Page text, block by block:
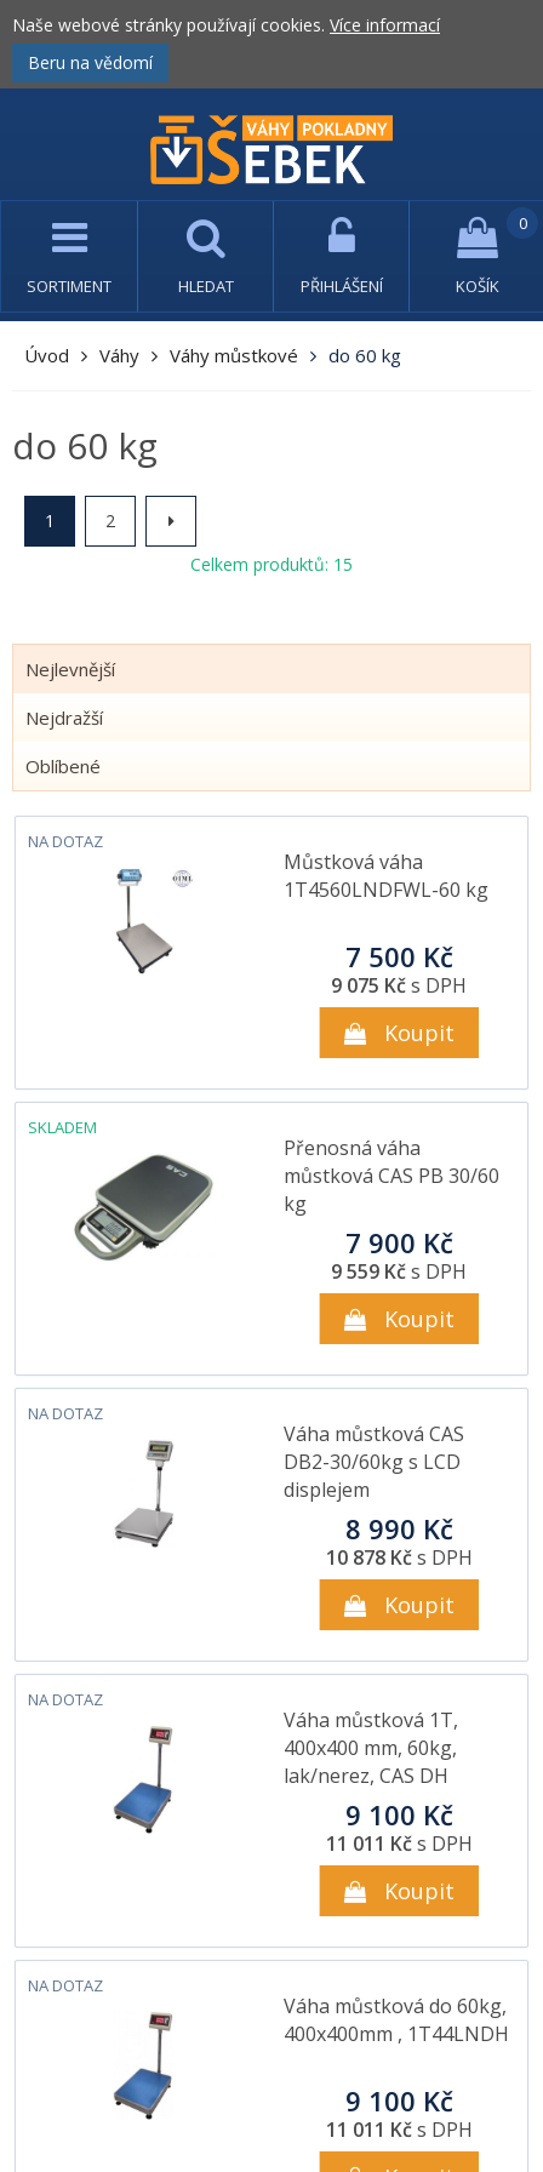
Naše webové stránky používají cookies. Více informací
Beru na vědomí
SORTIMENT HLEDAT PŘIHLÁŠENÍ KOŠÍK
0
Úvod Váhy Váhy můstkové do 60 kg
do 60 kg
1
2
Celkem produktů: 15
Nejlevnější
Nejdražší
Oblíbené
NA DOTAZ
Můstková váha
1T4560LNDFWL-60 kg
7 500 Kč
9 075 Kčs DPH
Koupit
SKLADEM
Přenosná váha
můstková CAS PB 30/60
kg
7 900 Kč
9 559 Kčs DPH
Koupit
NA DOTAZ
Váha můstková CAS
DB2-30/60kg s LCD
displejem
8 990 Kč
10 878 Kčs DPH
Koupit
NA DOTAZ
Váha můstková 1T,
400x400 mm, 60kg,
lak/nerez, CAS DH
9 100 Kč
11 011 Kčs DPH
Koupit
NA DOTAZ
Váha můstková do 60kg,
400x400mm , 1T44LNDH
9 100 Kč
11 011 Kčs DPH